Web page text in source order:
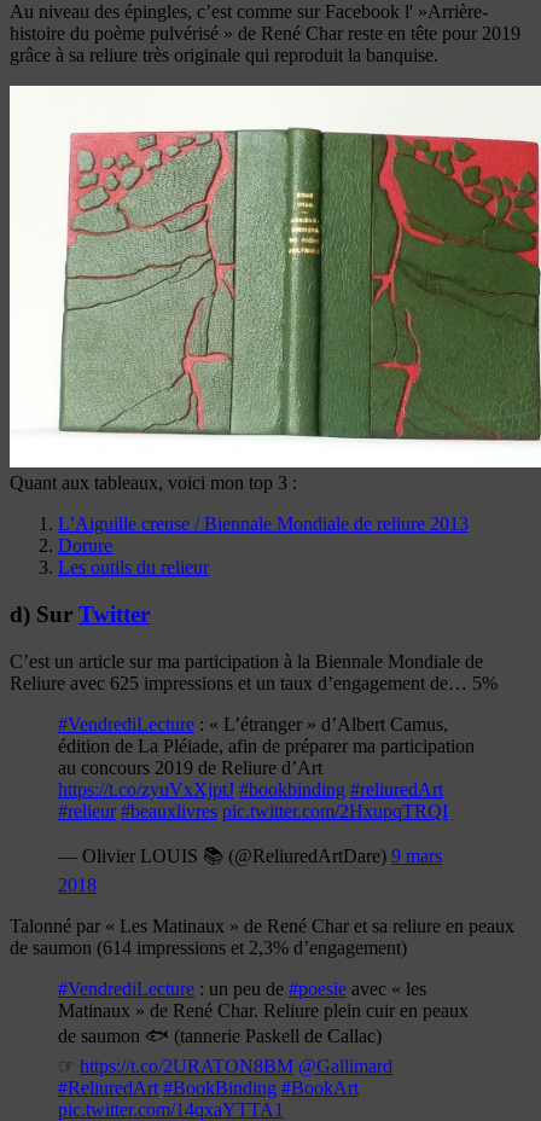
Au niveau des épingles, c’est comme sur Facebook l' »Arrière-
histoire du poème pulvérisé » de René Char reste en tête pour 2019
grâce à sa reliure très originale qui reproduit la banquise.
Quant aux tableaux, voici mon top 3 :
L’Aiguille creuse / Biennale Mondiale de reliure 2013
Dorure
Les outils du relieur
d) Sur Twitter
C’est un article sur ma participation à la Biennale Mondiale de
Reliure avec 625 impressions et un taux d’engagement de… 5%
#VendrediLecture : « L’étranger » d’Albert Camus,
édition de La Pléiade, afin de préparer ma participation
au concours 2019 de Reliure d’Art
https://t.co/zyuVxXjptJ #bookbinding #reliuredArt
#relieur #beauxlivres pic.twitter.com/2HxupqTRQI
— Olivier LOUIS 📚 (@ReliuredArtDare) 9 mars
2018
Talonné par « Les Matinaux » de René Char et sa reliure en peaux
de saumon (614 impressions et 2,3% d’engagement)
#VendrediLecture : un peu de #poesie avec « les
Matinaux » de René Char. Reliure plein cuir en peaux
de saumon 🐟 (tannerie Paskell de Callac)
☞ https://t.co/2URATON8BM @Gallimard
#ReliuredArt #BookBinding #BookArt
pic.twitter.com/14qxaYTTA1